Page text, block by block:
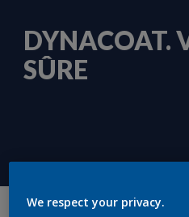
DYNACOAT.
SÛRE
We respect your privacy.